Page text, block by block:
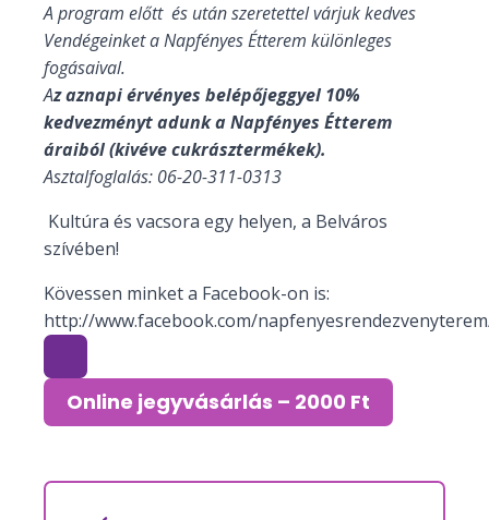
A program előtt és után szeretettel várjuk kedves
Vendégeinket a Napfényes Étterem különleges
fogásaival.
Az aznapi érvényes belépőjeggyel 10%
kedvezményt adunk a Napfényes Étterem
áraiból (kivéve cukrásztermékek).
Asztalfoglalás: 06-20-311-0313
Kultúra és vacsora egy helyen, a Belváros
szívében!
Kövessen minket a Facebook-on is:
http://www.facebook.com/
Online jegyvásárlás – 2000 Ft